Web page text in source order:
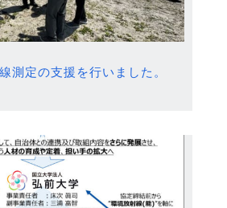
測定の支援を行いました。